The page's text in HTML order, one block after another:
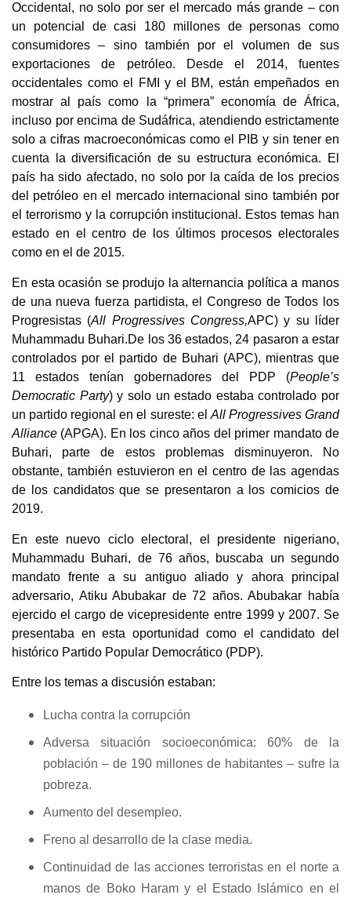
Occidental, no solo por ser el mercado más grande – con
un potencial de casi 180 millones de personas como
consumidores – sino también por el volumen de sus
exportaciones de petróleo. Desde el 2014, fuentes
occidentales como el FMI y el BM, están empeñados en
mostrar al país como la “primera” economía de África,
incluso por encima de Sudáfrica, atendiendo estrictamente
solo a cifras macroeconómicas como el PIB y sin tener en
cuenta la diversificación de su estructura económica. El
país ha sido afectado, no solo por la caída de los precios
del petróleo en el mercado internacional sino también por
el terrorismo y la corrupción institucional. Estos temas han
estado en el centro de los últimos procesos electorales
como en el de 2015.
En esta ocasión se produjo la alternancia política a manos
de una nueva fuerza partidista, el Congreso de Todos los
Progresistas (All Progressives Congress,APC) y su líder
Muhammadu Buhari.De los 36 estados, 24 pasaron a estar
controlados por el partido de Buhari (APC), mientras que
11 estados tenían gobernadores del PDP (People’s
Democratic Party) y solo un estado estaba controlado por
un partido regional en el sureste: el All Progressives Grand
Alliance (APGA). En los cinco años del primer mandato de
Buhari, parte de estos problemas disminuyeron. No
obstante, también estuvieron en el centro de las agendas
de los candidatos que se presentaron a los comicios de
2019.
En este nuevo ciclo electoral, el presidente nigeriano,
Muhammadu Buhari, de 76 años, buscaba un segundo
mandato frente a su antiguo aliado y ahora principal
adversario, Atiku Abubakar de 72 años. Abubakar había
ejercido el cargo de vicepresidente entre 1999 y 2007. Se
presentaba en esta oportunidad como el candidato del
histórico Partido Popular Democrático (PDP).
Entre los temas a discusión estaban:
Lucha contra la corrupción
Adversa situación socioeconómica: 60% de la
población – de 190 millones de habitantes – sufre la
pobreza.
Aumento del desempleo.
Freno al desarrollo de la clase media.
Continuidad de las acciones terroristas en el norte a
manos de Boko Haram y el Estado Islámico en el